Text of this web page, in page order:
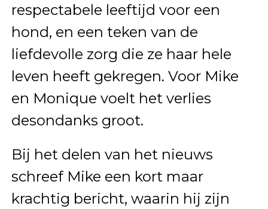
respectabele leeftijd voor een
hond, en een teken van de
liefdevolle zorg die ze haar hele
leven heeft gekregen. Voor Mike
en Monique voelt het verlies
desondanks groot.
Bij het delen van het nieuws
schreef Mike een kort maar
krachtig bericht, waarin hij zijn